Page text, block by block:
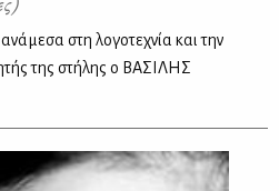
στη λογοτεχνία και την
της στήλης ο ΒΑΣΙΛΗΣ